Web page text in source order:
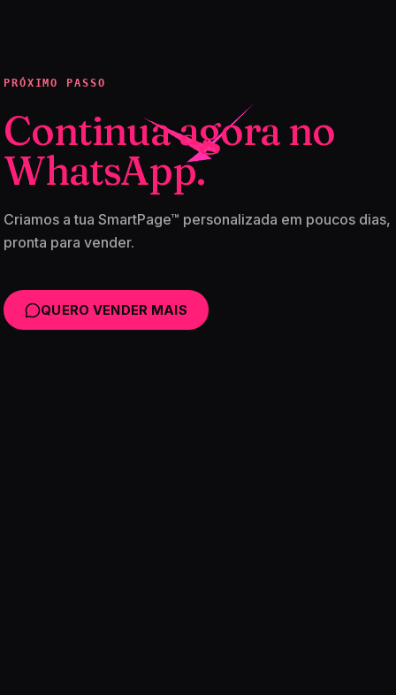
PRÓXIMO PASSO
Continua agora no
WhatsApp.
Criamos a tua SmartPage™ personalizada em poucos dias,
pronta para vender.
QUERO VENDER MAIS